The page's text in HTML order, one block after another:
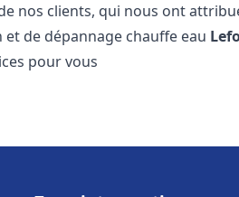
nos clients, qui nous ont
de dépannage chauffe eau
pour vous